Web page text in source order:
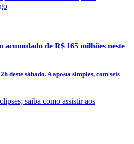
acumulado de R$ 165 milhões neste
deste sábado. A aposta simples, com seis